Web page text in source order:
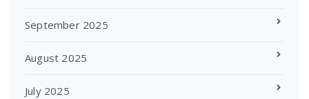
September 2025
August 2025
July 2025